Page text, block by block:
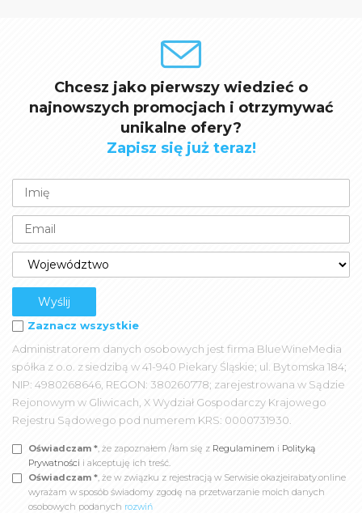
Chcesz jako pierwszy wiedzieć o
najnowszych promocjach i otrzymywać
unikalne ofery?
Zapisz się już teraz!
Zaznacz wszystkie
Administratorem danych osobowych jest firma BlueWineMedia
spółka z o.o. z siedzibą w 41-940 Piekary Śląskie; ul. Bytomska 184;
NIP: 4980268646, REGON: 380260778; zarejestrowana w Sądzie
Rejonowym w Gliwicach, X Wydział Gospodarczy Krajowego
Rejestru Sądowego pod numerem KRS: 0000731930.
Oświadczam *, że zapoznałem /łam się z Regulaminem i Polityką
Prywatności i akceptuję ich treść.
Oświadczam *, że w związku z rejestracją w Serwisie okazjeirabaty.online
wyrażam w sposób świadomy zgodę na przetwarzanie moich danych
osobowych podanych rozwiń